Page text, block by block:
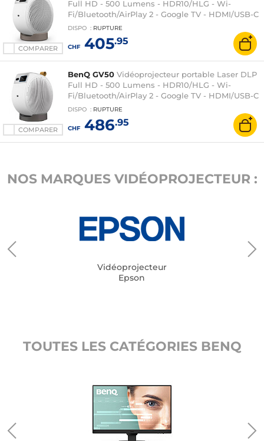
COMPARER
Full HD - 500 Lumens - HDR10/HLG - Wi-
Fi/Bluetooth/AirPlay 2 - Google TV - HDMI/USB-C
- Son 2.1 18 Watts - vertical 135°/ horizontal 360°
DISPO : RUPTURE
CHF405.95
COMPARER
BenQ GV50 Vidéoprojecteur portable Laser DLP
Full HD - 500 Lumens - HDR10/HLG - Wi-
Fi/Bluetooth/AirPlay 2 - Google TV - HDMI/USB-C
- Autofocus - Son 2.1 18 Watts - vertical 135°/
horizontal 360° - Batterie intégrée
DISPO : RUPTURE
CHF486.95
NOS MARQUES VIDÉOPROJECTEUR :
Vidéoprojecteur
Epson
TOUTES LES CATÉGORIES BENQ